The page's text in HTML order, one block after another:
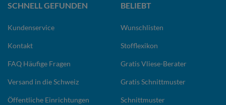
SCHNELL GEFUNDEN
Kundenservice
Kontakt
FAQ Häufige Fragen
Versand in die Schweiz
Öffentliche Einrichtungen
BELIEBT
Wunschlisten
Stofflexikon
Gratis Vliese-Berater
Gratis Schnittmuster
Schnittmuster